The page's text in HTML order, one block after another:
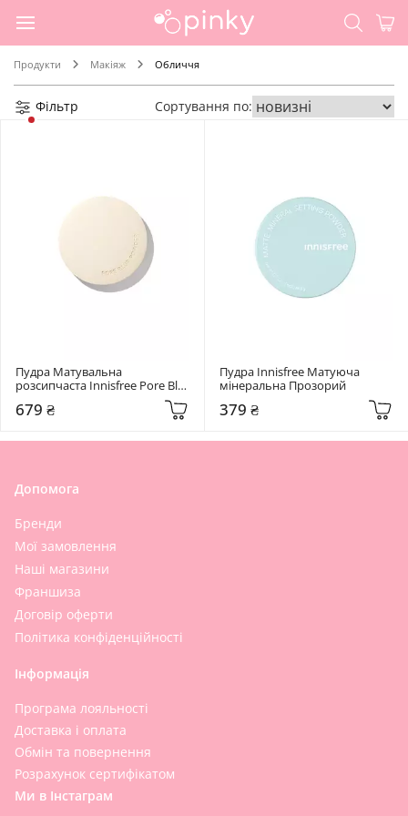
Продукти Макіяж Обличчя
Фільтр Сортування по:
Пудра Матувальна
розсипчаста Innisfree Pore Blur
679 ₴
Пудра Innisfree Матуюча
мінеральна Прозорий
379 ₴
Допомога
Бренди
Мої замовлення
Наші магазини
Франшиза
Договір оферти
Політика конфіденційності
Інформація
Програма лояльності
Доставка і оплата
Обмін та повернення
Розрахунок сертифікатом
Ми в Інстаграм